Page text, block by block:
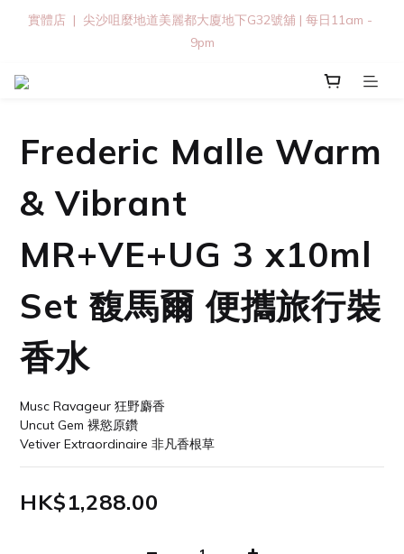
實體店  |  尖沙咀麼地道美麗都大廈地下G32號舖 | 每日11am -
9pm
Frederic Malle Warm
& Vibrant
MR+VE+UG 3 x10ml
Set 馥馬爾 便攜旅行裝
香水
Musc Ravageur 狂野麝香
Uncut Gem 裸慾原鑽
Vetiver Extraordinaire 非凡香根草
HK$1,288.00